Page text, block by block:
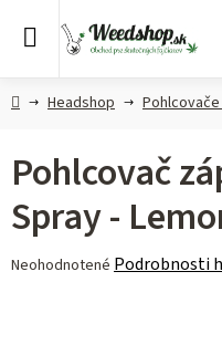
DomovHeadshop
Pohlcovač
Spray -
Priemerné
Neohodnotené Podrobnosti